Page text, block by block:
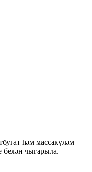
һәм массакүләм
белән чыгарыла.